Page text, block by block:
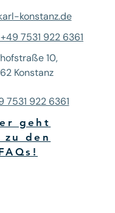
konstanz.de
7531 922 6361
10,
Konstanz
7531 922 6361
geht
zu den